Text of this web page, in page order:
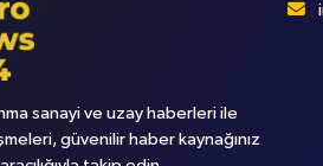
sanayi ve uzay haberleri ile
güvenilir haber kaynağınız